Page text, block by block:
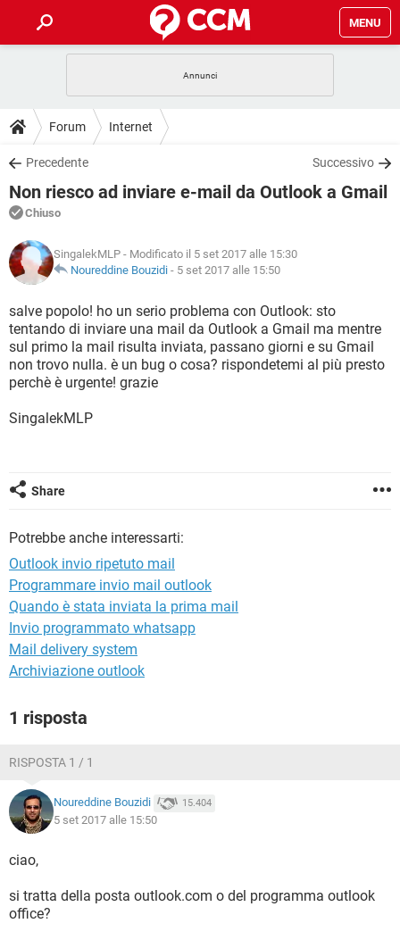
MENU
INTRATTENIMENTO
iOS
INSTAGRAM WHATSAPP
TIKTOK
HARDWARE
GUIDE
COVID-19
iOS
INSTAGRAM
TIKTOK FACEBOOK
DOWNLOAD
COVID-19 GAMING
INTRATTENIMENTO
iOS WINDOWS 10
INSTAGRAM
TIKTOK FACEBOOK
HARDWARE
FORUM
COVID-19
INTRATTENIMENTO ANDROID
INSTAGRAM WHATSAPP
TIKTOK FACEBOOK
HARDWARE
GLOSSARIO
COVID-19
INTRATTENIMENTO ANDROID
iOS WINDOWS 10
INSTAGRAM WHATSAPP
Forum Internet
Precedente Successivo
Non riesco ad inviare e-mail da Outlook a Gmail
Chiuso
SingalekMLP - Modificato il 5 set 2017 alle 15:30
Noureddine Bouzidi - 5 set 2017 alle 15:50
salve popolo! ho un serio problema con Outlook: sto
tentando di inviare una mail da Outlook a Gmail ma mentre
sul primo la mail risulta inviata, passano giorni e su Gmail
non trovo nulla. è un bug o cosa? rispondetemi al più presto
perchè è urgente! grazie
SingalekMLP
Share
Potrebbe anche interessarti:
Outlook invio ripetuto mail
Programmare invio mail outlook
Quando è stata inviata la prima mail
Invio programmato whatsapp
Mail delivery system
Archiviazione outlook
1 risposta
RISPOSTA 1 / 1
Noureddine Bouzidi 15.404
5 set 2017 alle 15:50
ciao,
si tratta della posta outlook.com o del programma outlook
office?